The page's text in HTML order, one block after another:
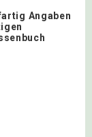
Angaben